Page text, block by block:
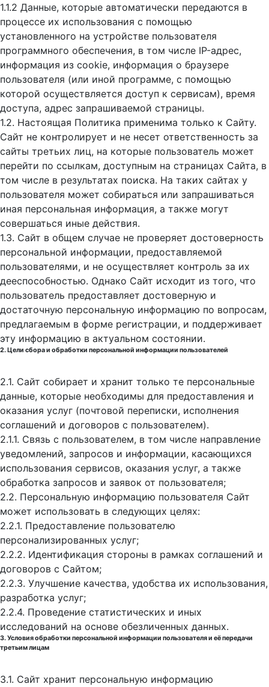
1.1.2 Данные, которые автоматически передаются в
процессе их использования с помощью
установленного на устройстве пользователя
программного обеспечения, в том числе IP-адрес,
информация из cookie, информация о браузере
пользователя (или иной программе, с помощью
которой осуществляется доступ к cервисам), время
доступа, адрес запрашиваемой страницы.
1.2. Настоящая Политика применима только к Сайту.
Сайт не контролирует и не несет ответственность за
сайты третьих лиц, на которые пользователь может
перейти по ссылкам, доступным на страницах Сайта, в
том числе в результатах поиска. На таких сайтах у
пользователя может собираться или запрашиваться
иная персональная информация, а также могут
совершаться иные действия.
1.3. Сайт в общем случае не проверяет достоверность
персональной информации, предоставляемой
пользователями, и не осуществляет контроль за их
дееспособностью. Однако Сайт исходит из того, что
пользователь предоставляет достоверную и
достаточную персональную информацию по вопросам,
предлагаемым в форме регистрации, и поддерживает
эту информацию в актуальном состоянии.
2. Цели сбора и обработки персональной информации пользователей
2.1. Сайт собирает и хранит только те персональные
данные, которые необходимы для предоставления и
оказания услуг (почтовой переписки, исполнения
соглашений и договоров с пользователем).
2.1.1. Связь с пользователем, в том числе направление
уведомлений, запросов и информации, касающихся
использования сервисов, оказания услуг, а также
обработка запросов и заявок от пользователя;
2.2. Персональную информацию пользователя Сайт
может использовать в следующих целях:
2.2.1. Предоставление пользователю
персонализированных услуг;
2.2.2. Идентификация стороны в рамках соглашений и
договоров с Сайтом;
2.2.3. Улучшение качества, удобства их использования,
разработка услуг;
2.2.4. Проведение статистических и иных
исследований на основе обезличенных данных.
3. Условия обработки персональной информации пользователя и её передачи
третьим лицам
3.1. Сайт хранит персональную информацию